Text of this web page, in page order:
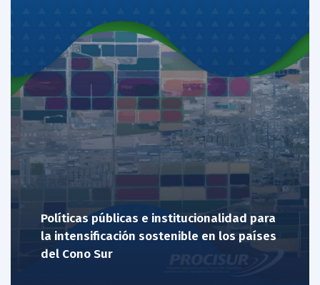
Políticas públicas e institucionalidad para
la intensificación sostenible en los países
del Cono Sur